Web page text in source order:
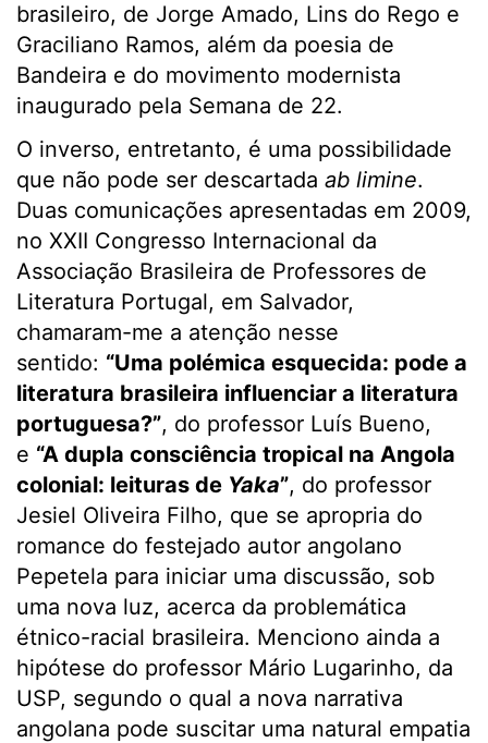
brasileiro, de Jorge Amado, Lins do Rego e
Graciliano Ramos, além da poesia de
Bandeira e do movimento modernista
inaugurado pela Semana de 22.
O inverso, entretanto, é uma possibilidade
que não pode ser descartada ab limine.
Duas comunicações apresentadas em 2009,
no XXII Congresso Internacional da
Associação Brasileira de Professores de
Literatura Portugal, em Salvador,
chamaram-me a atenção nesse
sentido: “Uma polémica esquecida: pode a
literatura brasileira influenciar a literatura
portuguesa?”, do professor Luís Bueno,
e “A dupla consciência tropical na Angola
colonial: leituras de Yaka”, do professor
Jesiel Oliveira Filho, que se apropria do
romance do festejado autor angolano
Pepetela para iniciar uma discussão, sob
uma nova luz, acerca da problemática
étnico-racial brasileira. Menciono ainda a
hipótese do professor Mário Lugarinho, da
USP, segundo o qual a nova narrativa
angolana pode suscitar uma natural empatia